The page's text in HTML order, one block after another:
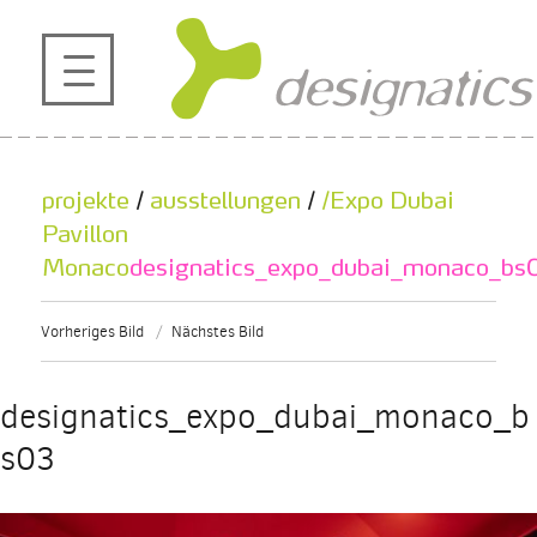
profil
projekte
kontakt
referenzen
de
en
projekte / ausstellungen / /Expo Dubai
Pavillon
Monaco
Vorheriges Bild Nächstes Bild
designatics_expo_dubai_monaco_b
s03